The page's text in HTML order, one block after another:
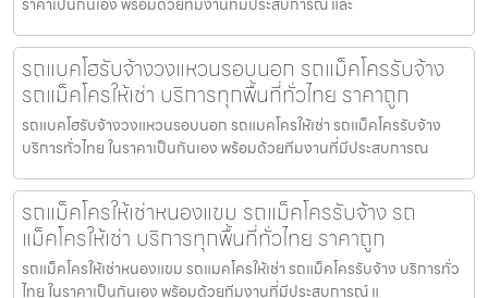
รถแบคโฮรับจ้างวงแหวนรอบนอก รถแม็คโครรับจ้าง
รถแม็คโครให้เช่า บริการทุกพื้นที่ทั่วไทย ราคาถูก
รถแบคโฮรับจ้างวงแหวนรอบนอก รถแมคโครให้เช่า รถแม็คโครรับจ้าง
บริการทั่วไทย ในราคาเป็นกันเอง พร้อมด้วยทีมงานที่มีประสบการณ
รถแม็คโครให้เช่าหนองแขม รถแม็คโครรับจ้าง รถ
แม็คโครให้เช่า บริการทุกพื้นที่ทั่วไทย ราคาถูก
รถแม็คโครให้เช่าหนองแขม รถแมคโครให้เช่า รถแม็คโครรับจ้าง บริการทั่ว
ไทย ในราคาเป็นกันเอง พร้อมด้วยทีมงานที่มีประสบการณ์ แ